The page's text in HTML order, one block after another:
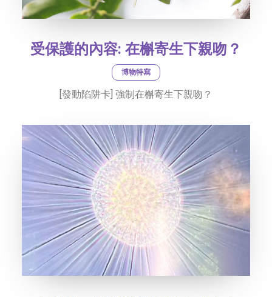
受保護的內容: 在槲寄生下親吻？
博物特寫
[發動陷阱卡] 強制在槲寄生下親吻？